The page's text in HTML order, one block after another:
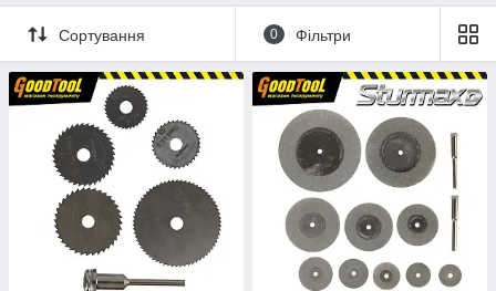
Сортування 0 Фільтри